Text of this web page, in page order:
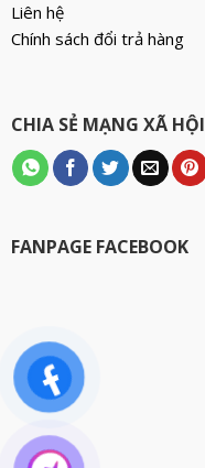
Liên hệ
Chính sách đổi trả hàng
CHIA SẺ MẠNG XÃ HỘI
FANPAGE FACEBOOK